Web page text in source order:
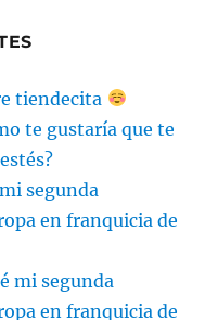
tiendecita
te gustaría que te
segunda
en franquicia de
mi segunda
en franquicia de